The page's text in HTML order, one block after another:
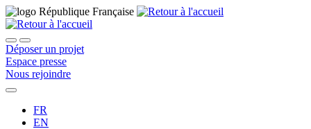
Déposer un projet
Espace presse
Nous rejoindre
FR
EN